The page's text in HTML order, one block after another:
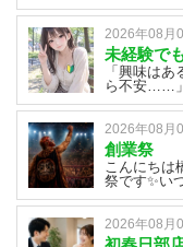
さいそんな
パー飼うか
ですがこな
ったの近く
立ってし
ロモモンガ
めました！
2026年08月
「興味は
ら不安……
でしょうか
ん大歓迎！
店なので安
す！当店で
前に不安を
内容や勤務
説明させて
い」という
あればお気
2026年08月
創業祭
こんにちは
祭です✨い
くことが予
身も創業祭
初めてなの
2026年08月